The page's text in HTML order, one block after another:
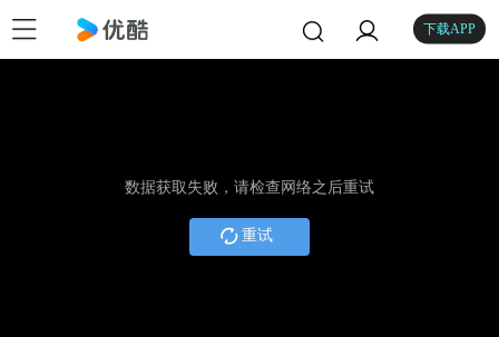
下载APP
数据获取失败，请检查网络之后重试
重试